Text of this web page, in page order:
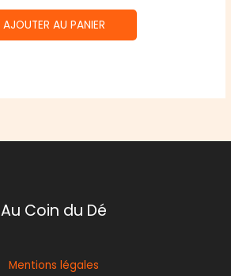
AJOUTER AU PANIER
Au Coin du Dé
Mentions légales